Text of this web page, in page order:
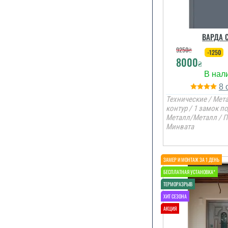
ВАРДА
9250₴
8000₴
-1250
8
Технические /
контур / 1 замок
Металл/Металл /
Минвата